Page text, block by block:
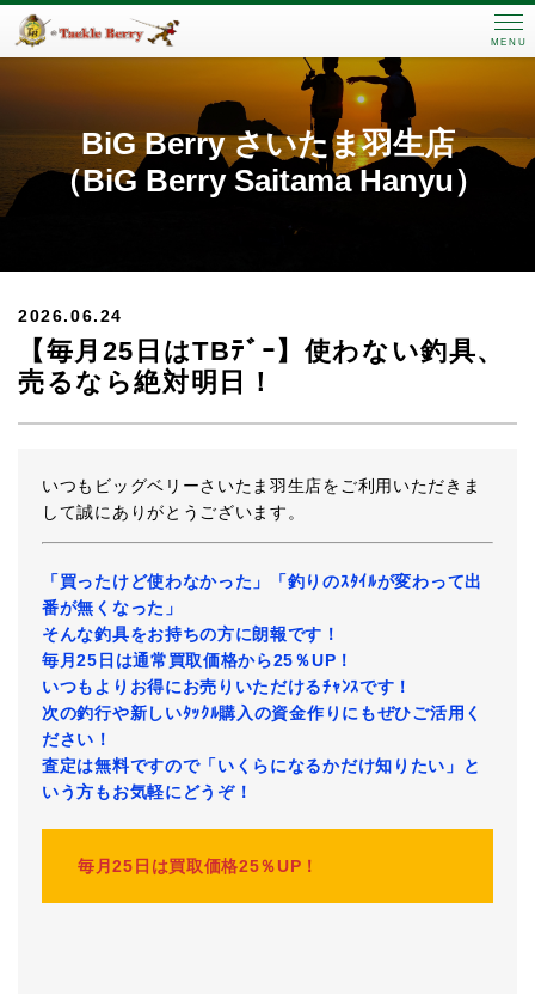
MENU
BiG Berry さいたま羽生店
（BiG Berry Saitama Hanyu）
2026.06.24
【毎月25日はTBﾃﾞｰ】使わない釣具、
売るなら絶対明日！
いつもビッグベリーさいたま羽生店をご利用いただきま
して誠にありがとうございます。
「買ったけど使わなかった」「釣りのｽﾀｲﾙが変わって出
番が無くなった」
そんな釣具をお持ちの方に朗報です！
毎月25日は通常買取価格から25％UP！
いつもよりお得にお売りいただけるﾁｬﾝｽです！
次の釣行や新しいﾀｯｸﾙ購入の資金作りにもぜひご活用く
ださい！
査定は無料ですので「いくらになるかだけ知りたい」と
いう方もお気軽にどうぞ！
毎月25日は買取価格25％UP！